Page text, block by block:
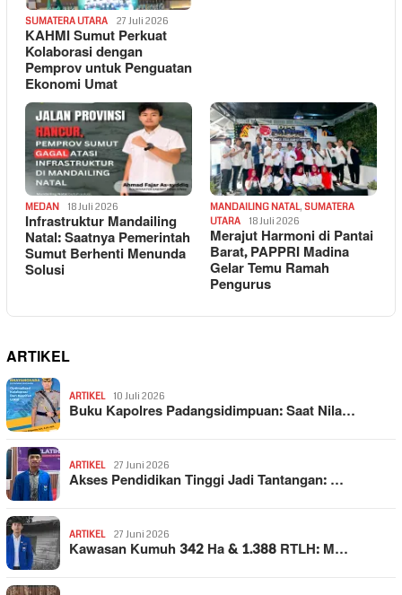
SUMATERA UTARA 27 Juli 2026
KAHMI Sumut Perkuat
Kolaborasi dengan
Pemprov untuk Penguatan
Ekonomi Umat
MEDAN 18 Juli 2026
Infrastruktur Mandailing
Natal: Saatnya Pemerintah
Sumut Berhenti Menunda
Solusi
MANDAILING NATAL, SUMATERA
UTARA
18 Juli 2026
Merajut Harmoni di Pantai
Barat, PAPPRI Madina
Gelar Temu Ramah
Pengurus
ARTIKEL
ARTIKEL 10 Juli 2026
Buku Kapolres Padangsidimpuan: Saat Nila…
ARTIKEL 27 Juni 2026
Akses Pendidikan Tinggi Jadi Tantangan: …
ARTIKEL 27 Juni 2026
Kawasan Kumuh 342 Ha & 1.388 RTLH: M…